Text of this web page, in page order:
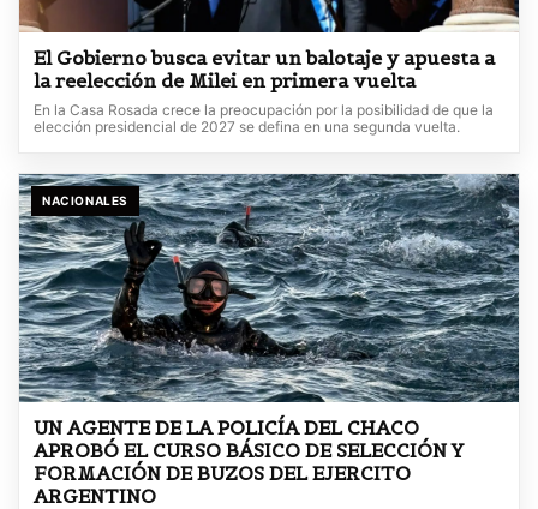
El Gobierno busca evitar un balotaje y apuesta a
la reelección de Milei en primera vuelta
En la Casa Rosada crece la preocupación por la posibilidad de que la
elección presidencial de 2027 se defina en una segunda vuelta.
NACIONALES
UN AGENTE DE LA POLICÍA DEL CHACO
APROBÓ EL CURSO BÁSICO DE SELECCIÓN Y
FORMACIÓN DE BUZOS DEL EJERCITO
ARGENTINO